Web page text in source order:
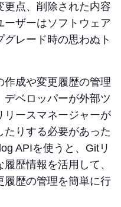
更点、削除された内容
ーザーはソフトウェア
レード時の思わぬト
作成や変更履歴の管理
ベロッパーが外部ツ
リースマネージャーが
りする必要があった
APIを使うと、Gitリ
歴情報を活用して、
履歴の管理を簡単に行